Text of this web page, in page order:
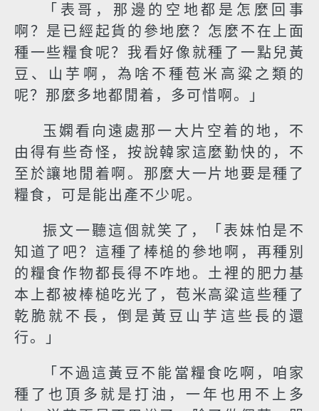
「表哥，那邊的空地都是怎麼回事
啊？是已經起貨的參地麼？怎麼不在上面
種一些糧食呢？我看好像就種了一點兒黃
豆、山芋啊，為啥不種苞米高粱之類的
呢？那麼多地都閒着，多可惜啊。」
玉嫻看向遠處那一大片空着的地，不
由得有些奇怪，按說韓家這麼勤快的，不
至於讓地閒着啊。那麼大一片地要是種了
糧食，可是能出產不少呢。
振文一聽這個就笑了，「表妹怕是不
知道了吧？這種了棒槌的參地啊，再種別
的糧食作物都長得不咋地。土裡的肥力基
本上都被棒槌吃光了，苞米高粱這些種了
乾脆就不長，倒是黃豆山芋這些長的還
行。」
「不過這黃豆不能當糧食吃啊，咱家
種了也頂多就是打油，一年也用不上多